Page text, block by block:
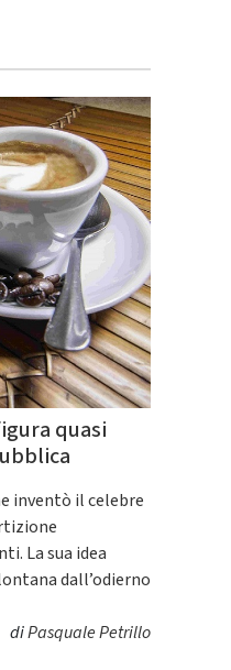
quasi
inventò il celebre
La sua idea
dall’odierno
diPasquale Petrillo